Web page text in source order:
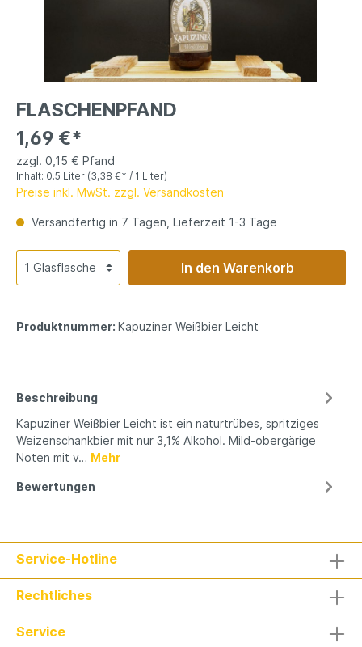
FLASCHENPFAND
1,69 €*
zzgl. 0,15 € Pfand
Inhalt: 0.5 Liter (3,38 €* / 1 Liter)
Preise inkl. MwSt. zzgl. Versandkosten
Versandfertig in 7 Tagen, Lieferzeit 1-3 Tage
In den Warenkorb
Produktnummer: Kapuziner Weißbier Leicht
Beschreibung
Kapuziner Weißbier Leicht ist ein naturtrübes, spritziges
Weizenschankbier mit nur 3,1% Alkohol. Mild-obergärige
Noten mit v… Mehr
Bewertungen
Service-Hotline
Rechtliches
Service